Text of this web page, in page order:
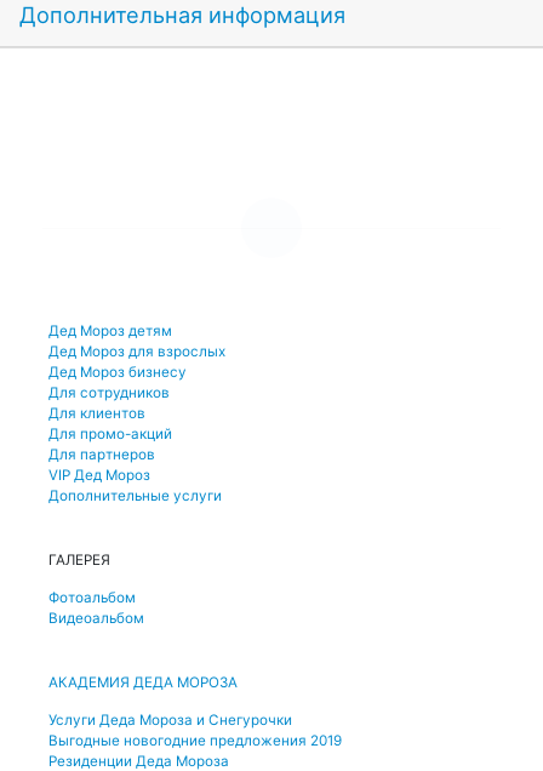
Дополнительная информация
Дед Мороз детям
Дед Мороз для взрослых
Дед Мороз бизнесу
Для сотрудников
Для клиентов
Для промо-акций
Для партнеров
VIP Дед Мороз
Дополнительные услуги
ГАЛЕРЕЯ
Фотоальбом
Видеоальбом
АКАДЕМИЯ ДЕДА МОРОЗА
Услуги Деда Мороза и Снегурочки
Выгодные новогодние предложения 2019
Резиденции Деда Мороза